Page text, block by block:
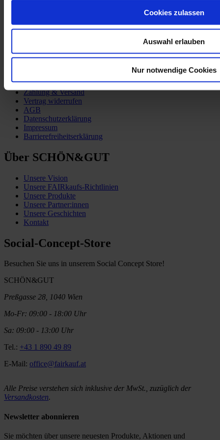
Cookies zulassen
Auswahl erlauben
Nur notwendige Cookies
Zahlung & Versand
Vertrag widerrufen
AGB
Datenschutzerklärung
Impressum
Barrierefreiheitserklärung
Über SCHÖN&GUT
Unsere Vision
Unsere FAIRkaufs-Richtlinien
Unsere Produkte
Unsere Partner:innen
Unsere Geschichten
Kontakt
Social-Concept-Store
Besuchen Sie uns in unserem Social Concept Store!
SCHÖN&GUT
Preßgasse 28, 1040 Wien
Mo-Fr: 09:00 - 18:00 Uhr
Sa: 09:00 - 13:00 Uhr
Tel.: +43 1 890 49 89
E-Mail: office@fairkauf.at
Alle Preise verstehen sich inklusive der MwSt., zuzüglich der
Versandkosten.
Newsletter abonnieren
Sie möchten über unsere neuesten Produkte, Aktionen und